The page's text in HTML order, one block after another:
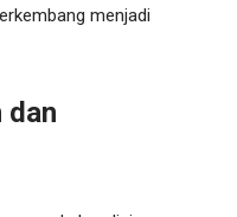
menjadi
dan